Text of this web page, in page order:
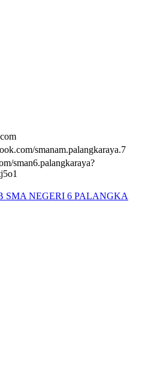
smanam.palangkaraya.7
sman6.palangkaraya?
SMA NEGERI 6 PALANGKA